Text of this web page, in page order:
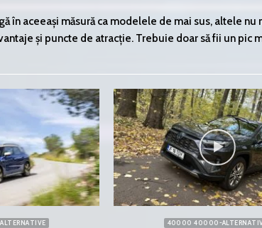
în aceeași măsură ca modelele de mai sus, altele nu
și puncte de atracție. Trebuie doar să fii un pic
40000 40000-